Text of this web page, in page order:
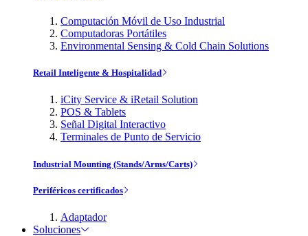
Computación Móvil de Uso Industrial
Computadoras Portátiles
Environmental Sensing & Cold Chain Solutions
Retail Inteligente & Hospitalidad
iCity Service & iRetail Solution
POS & Tablets
Señal Digital Interactivo
Terminales de Punto de Servicio
Industrial Mounting (Stands/Arms/Carts)
Periféricos certificados
Adaptador
Soluciones